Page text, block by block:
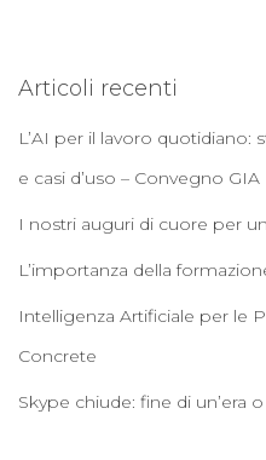
Articoli recenti
L’AI per il lavoro
e casi d’uso – Convegno GIA
I nostri auguri di cuore per
L’importanza della
Intelligenza Artificiale per le
Concrete
Skype chiude: fine di un’era